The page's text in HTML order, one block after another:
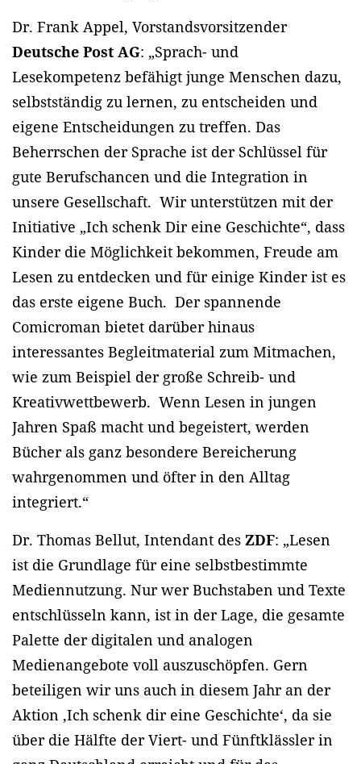
Dr. Frank Appel, Vorstandsvorsitzender
Deutsche Post AG: „Sprach- und
Lesekompetenz befähigt junge Menschen dazu,
selbstständig zu lernen, zu entscheiden und
eigene Entscheidungen zu treffen. Das
Beherrschen der Sprache ist der Schlüssel für
gute Berufschancen und die Integration in
unsere Gesellschaft. Wir unterstützen mit der
Initiative „Ich schenk Dir eine Geschichte“, dass
Kinder die Möglichkeit bekommen, Freude am
Lesen zu entdecken und für einige Kinder ist es
das erste eigene Buch. Der spannende
Comicroman bietet darüber hinaus
interessantes Begleitmaterial zum Mitmachen,
wie zum Beispiel der große Schreib- und
Kreativwettbewerb. Wenn Lesen in jungen
Jahren Spaß macht und begeistert, werden
Bücher als ganz besondere Bereicherung
wahrgenommen und öfter in den Alltag
integriert.“
Dr. Thomas Bellut, Intendant des ZDF: „Lesen
ist die Grundlage für eine selbstbestimmte
Mediennutzung. Nur wer Buchstaben und Texte
entschlüsseln kann, ist in der Lage, die gesamte
Palette der digitalen und analogen
Medienangebote voll auszuschöpfen. Gern
beteiligen wir uns auch in diesem Jahr an der
Aktion ‚Ich schenk dir eine Geschichte‘, da sie
über die Hälfte der Viert- und Fünftklässler in